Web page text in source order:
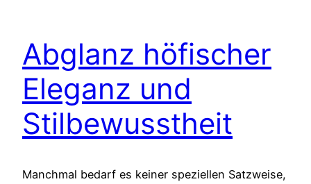
Abglanz höfischer
Eleganz und
Stilbewusstheit
Manchmal bedarf es keiner speziellen Satzweise,